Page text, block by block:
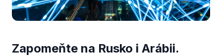
Zapomeňte na Rusko i Arábii.